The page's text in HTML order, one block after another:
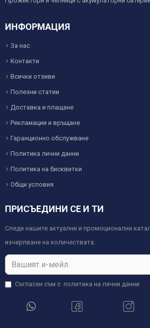
ИНФОРМАЦИЯ
За нас
Контакти
Всички отзиви
Полезни статии
Доставка и плащане
Рекламации и връщане
Гаранционно обслужване
Политика лични данни
Политика на бисквитки
Общи условия
ПРИСЪЕДИНИ СЕ И ТИ
Следи нашите актуални и промоционални
изчерпване на количествата.
Съгласен съм с политика на лични данни